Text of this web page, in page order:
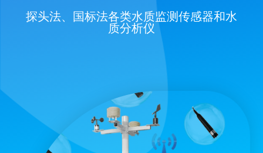
探头法、国标法各类水质监测传感器和水
质分析仪